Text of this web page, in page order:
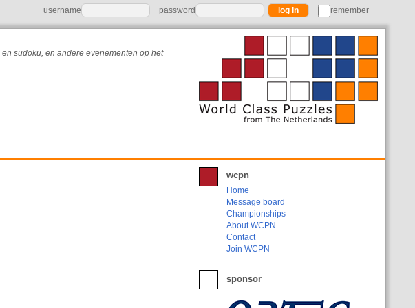
username password remember
sudoku, en andere evenementen op het
wcpn
Home
Message board
Championships
About WCPN
Contact
Join WCPN
sponsor